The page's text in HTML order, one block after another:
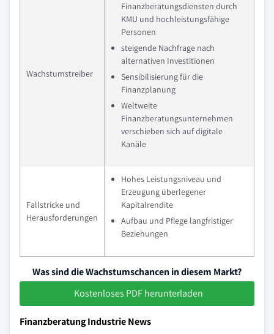
Wachstumstreiber
Finanzberatungsdiensten durch
KMU und hochleistungsfähige
Personen
steigende Nachfrage nach
alternativen Investitionen
Sensibilisierung für die
Finanzplanung
Weltweite
Finanzberatungsunternehmen
verschieben sich auf digitale
Kanäle
Fallstricke und
Herausforderungen
Hohes Leistungsniveau und
Erzeugung überlegener
Kapitalrendite
Aufbau und Pflege langfristiger
Beziehungen
Was sind die Wachstumschancen in diesem Markt?
Kostenloses PDF herunterladen
Finanzberatung Industrie News